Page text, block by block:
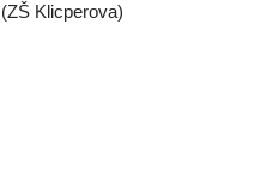
(ZŠ Klicperova)